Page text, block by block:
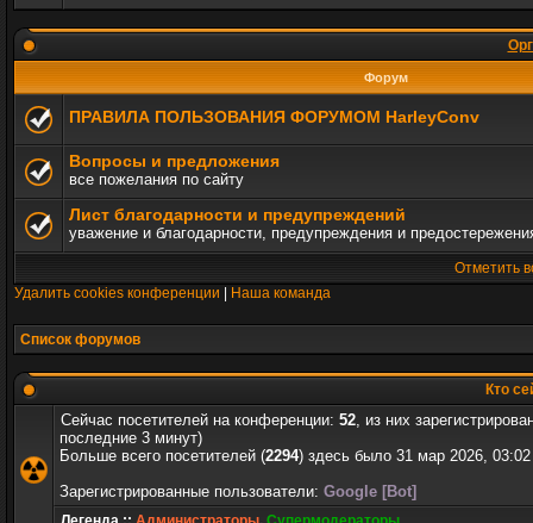
Форум
ПРАВИЛА ПОЛЬЗОВАНИЯ ФОРУМОМ HarleyConv
Вопросы и предложения
все пожелания по сайту
Лист благодарности и предупреждений
уважение и благодарности, предупреждения и
Отметить
Удалить cookies конференции
Наша команда
Список форумов
Кто
Сейчас посетителей на конференции: 52, из них
последние 3 минут)
Больше всего посетителей (2294) здесь было 31 мар 2026, 03:02
Зарегистрированные пользователи: Google [Bot]